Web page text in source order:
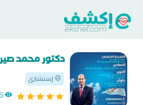
دكتور محمد
إستشاري